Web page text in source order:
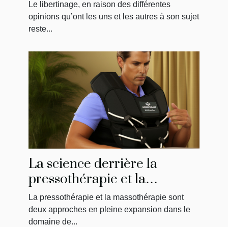
Le libertinage, en raison des différentes
opinions qu’ont les uns et les autres à son sujet
reste...
La science derrière la
pressothérapie et la
massothérapie : Comment
ça fonctionne?
La pressothérapie et la massothérapie sont
deux approches en pleine expansion dans le
domaine de...